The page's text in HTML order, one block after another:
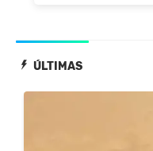
ÚLTIMAS